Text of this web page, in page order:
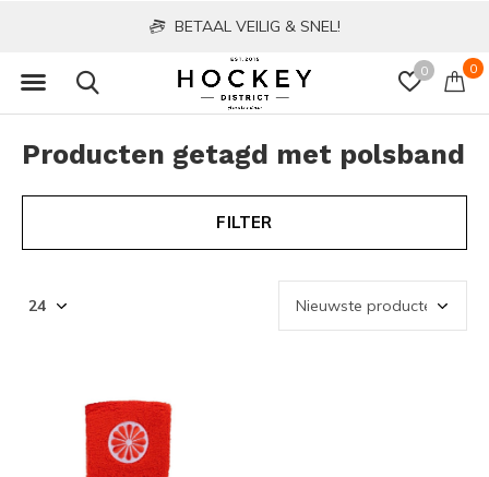
0 0
BETAAL VEILIG & SNEL!
Producten getagd met polsband
FILTER